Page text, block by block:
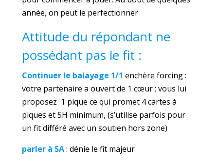
année, on peut le perfectionner
Attitude du répondant ne
possédant pas le fit :
Continuer le balayage 1/1 enchère forcing :
votre partenaire a ouvert de 1 cœur ; vous lui
proposez 1 pique ce qui promet 4 cartes à
piques et 5H minimum, (s’utilise parfois pour
un fit différé avec un soutien hors zone)
parler à SA: dénie le fit majeur